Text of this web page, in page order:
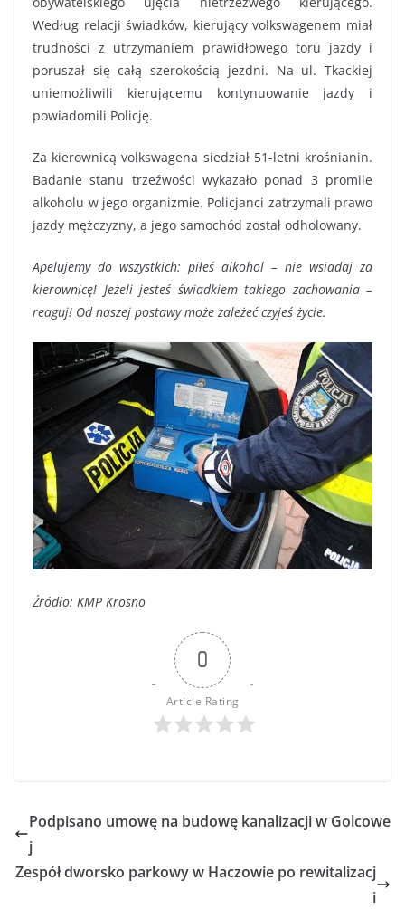
Według relacji świadków, kierujący volkswagenem miał
trudności z utrzymaniem prawidłowego toru jazdy i
poruszał się całą szerokością jezdni. Na ul. Tkackiej
uniemożliwili kierującemu kontynuowanie jazdy i
powiadomili Policję.
Za kierownicą volkswagena siedział 51-letni krośnianin.
Badanie stanu trzeźwości wykazało ponad 3 promile
alkoholu w jego organizmie. Policjanci zatrzymali prawo
jazdy mężczyzny, a jego samochód został odholowany.
Apelujemy do wszystkich: piłeś alkohol – nie wsiadaj za
kierownicę! Jeżeli jesteś świadkiem takiego zachowania –
reaguj! Od naszej postawy może zależeć czyjeś życie.
Źródło: KMP Krosno
0
Article Rating
Podpisano umowę na budowę kanalizacji w Golcowe
j
Zespół dworsko parkowy w Haczowie po rewitalizacj
i